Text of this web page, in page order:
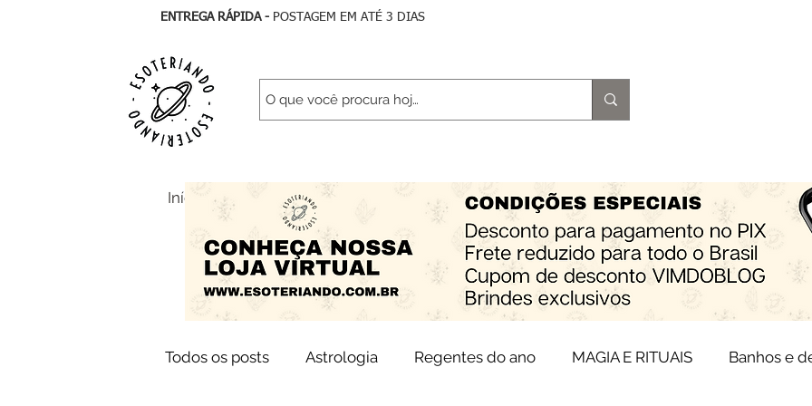
ENTREGA RÁPIDA - POSTAGEM EM ATÉ 3 DIAS
Início Todos Artigos Astrologia Magia e Rituais Terapias
Todos os posts Astrologia Regentes do ano MAGIA E RITUAIS Banhos e